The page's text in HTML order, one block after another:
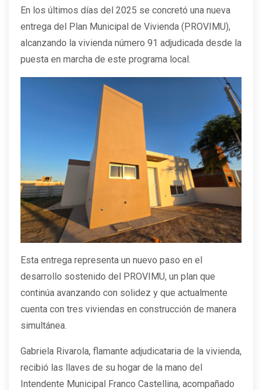
En los últimos días del 2025 se concretó una nueva
entrega del Plan Municipal de Vivienda (PROVIMU),
alcanzando la vivienda número 91 adjudicada desde la
puesta en marcha de este programa local.
Esta entrega representa un nuevo paso en el
desarrollo sostenido del PROVIMU, un plan que
continúa avanzando con solidez y que actualmente
cuenta con tres viviendas en construcción de manera
simultánea.
Gabriela Rivarola, flamante adjudicataria de la vivienda,
recibió las llaves de su hogar de la mano del
Intendente Municipal Franco Castellina, acompañado